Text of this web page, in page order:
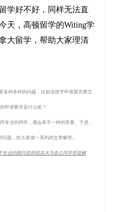
学好不好，同样无法直
天，高顿留学的Witing学
大留学，帮助大家理清
各种各样的问题，比如说留学申请最先要怎
申请要求是什么呢？
专业的同学，都会有不一样的答案。于是，
题，给大家做一系列的文章解答。
业的顾问老师很高兴为各位同学答疑解